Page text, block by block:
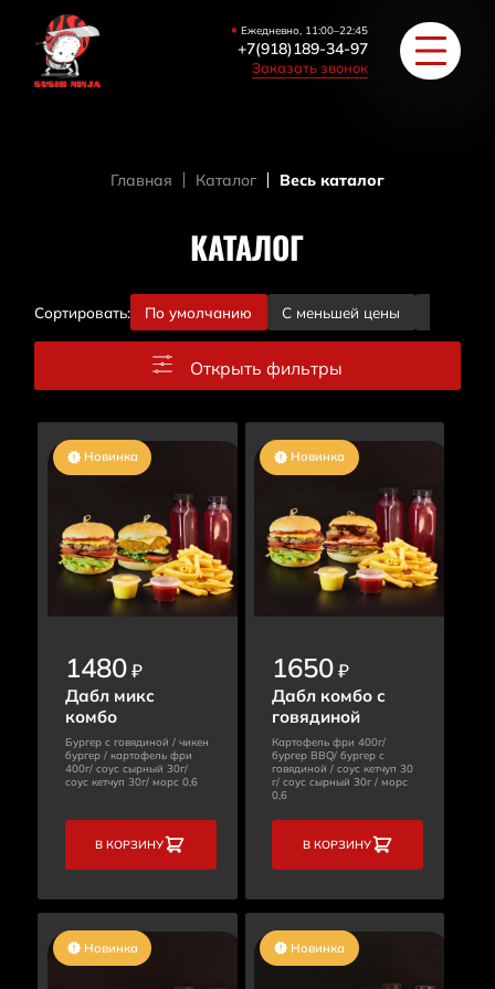
Ежедневно, 11:00–22:45
+7(918)189-34-97
Заказать звонок
ПИЦЦА/БУРГЕРЫ
ЗАКУСКИ / СУПЫ
COУС / ИМБИРЬ
HAПИТКИ
Главная Каталог Весь каталог
КАТАЛОГ
Сортировать: По умолчанию С меньшей цены
Открыть фильтры
Новинка
1480₽
Дабл микс
комбо
Бургер с говядиной / чикен
бургер / картофель фри
400г/ соус сырный 30г/
соус кетчуп 30г/ морс 0,6
В КОРЗИНУ
Новинка
1650₽
Дабл комбо с
говядиной
Картофель фри 400г/
бургер BBQ/ бургер с
говядиной / соус кетчуп 30
г/ соус сырный 30г / морс
0,6
В КОРЗИНУ
Новинка Новинка